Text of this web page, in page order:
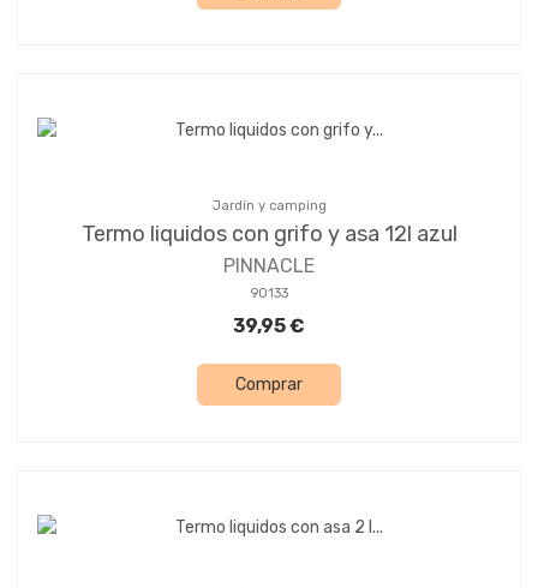
Jardín y camping
Termo liquidos con grifo y asa 12l azul
PINNACLE
90133
39,95 €
Comprar